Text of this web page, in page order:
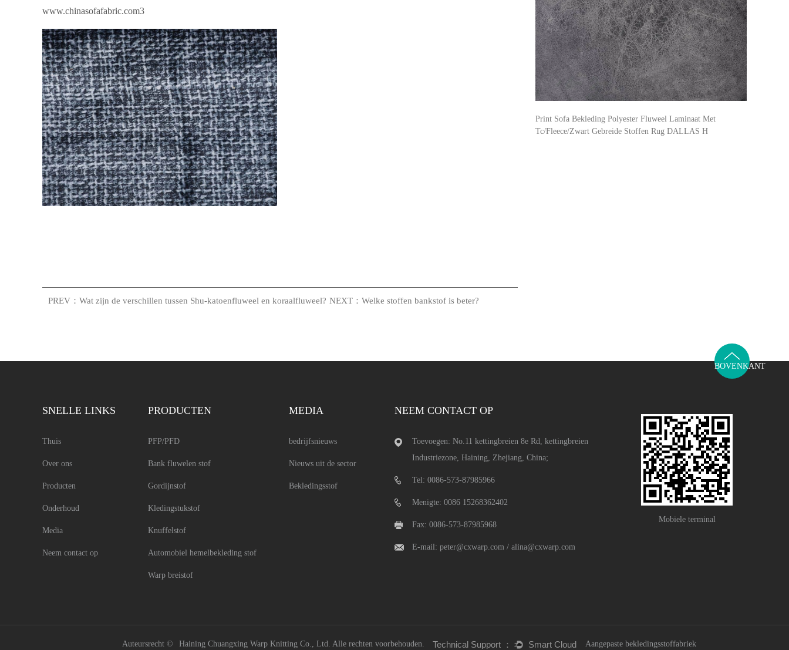
www.chinasofafabric.com3
PREV：Wat zijn de verschillen tussen Shu-katoenfluweel en koraalfluweel? NEXT：Welke stoffen bankstof is beter?
Print Sofa Bekleding Polyester Fluweel Laminaat Met
Tc/Fleece/Zwart Gebreide Stoffen Rug DALLAS H
SNELLE LINKS
Thuis
Over ons
Producten
Onderhoud
Media
Neem contact op
PRODUCTEN
PFP/PFD
Bank fluwelen stof
Gordijnstof
Kledingstukstof
Knuffelstof
Automobiel hemelbekleding stof
Warp breistof
MEDIA
bedrijfsnieuws
Nieuws uit de sector
Bekledingsstof
NEEM CONTACT OP
Toevoegen: No.11 kettingbreien 8e Rd, kettingbreien
Industriezone, Haining, Zhejiang, China;
Tel: 0086-573-87985966
Menigte: 0086 15268362402
Fax: 0086-573-87985968
E-mail: peter@cxwarp.com / alina@cxwarp.com
Mobiele terminal
BOVENKANT
Auteursrecht © Haining Chuangxing Warp Knitting Co., Ltd. Alle rechten voorbehouden. Aangepaste bekledingsstoffabriek